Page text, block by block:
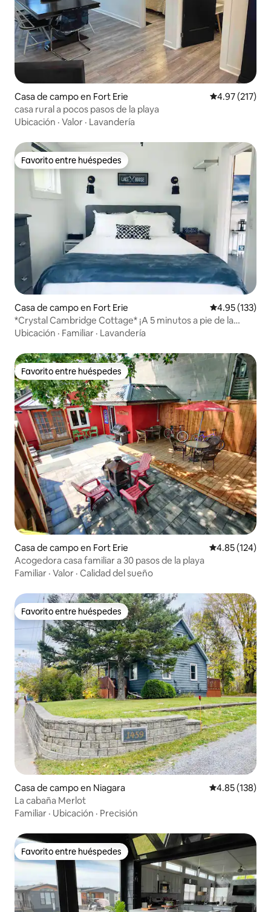
Casa de campo en Fort Erie Calificación
4.97 (217)
casa rural a pocos pasos de la playa
Ubicación · Valor · Lavandería
Favorito entre huéspedes
Favorito entre huéspedes
Casa de campo en Fort Erie Calificación
4.95 (133)
*Crystal Cambridge Cottage* ¡A 5 minutos a pie de la
playa!
Ubicación · Familiar · Lavandería
Favorito entre huéspedes
Favorito entre huéspedes
Casa de campo en Fort Erie Calificación
4.85 (124)
Acogedora casa familiar a 30 pasos de la playa
Familiar · Valor · Calidad del sueño
Favorito entre huéspedes
Favorito entre huéspedes
Casa de campo en Niagara Calificación
4.85 (138)
La cabaña Merlot
Familiar · Ubicación · Precisión
Favorito entre huéspedes
Favorito entre huéspedes